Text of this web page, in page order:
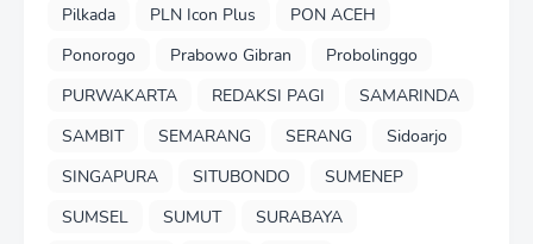
Pilkada
PLN Icon Plus
PON ACEH
Ponorogo
Prabowo Gibran
Probolinggo
PURWAKARTA
REDAKSI PAGI
SAMARINDA
SAMBIT
SEMARANG SERANG
Sidoarjo
SINGAPURA
SITUBONDO
SUMENEP
SUMSEL
SUMUT
SURABAYA